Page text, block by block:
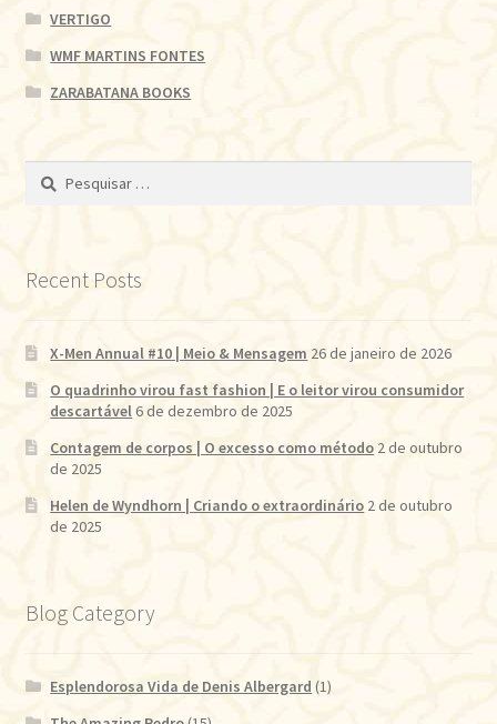
VERTIGO
WMF MARTINS FONTES
ZARABATANA BOOKS
Pesquisar
Recent Posts
X-Men Annual #10 | Meio & Mensagem 26 de janeiro de 2026
O quadrinho virou fast fashion | E o leitor virou consumidor
descartável 6 de dezembro de 2025
Contagem de corpos | O excesso como método 2 de outubro
de 2025
Helen de Wyndhorn | Criando o extraordinário 2 de outubro
de 2025
Blog Category
Esplendorosa Vida de Denis Albergard (1)